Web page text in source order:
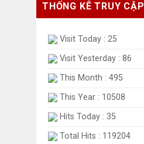
THỐNG KÊ TRUY CẬP
Visit Today : 25
Visit Yesterday : 86
This Month : 495
This Year : 10508
Hits Today : 35
Total Hits : 119204